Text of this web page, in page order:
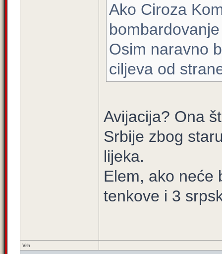
Ako Ciroza
Osim naravno
ciljeva od
Avijacija? Ona
Srbije zbog
lijeka.
Elem, ako neće
tenkove i 3
Vrh